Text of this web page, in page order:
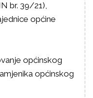
br. 39/21),
općine
općinskog
općinskog